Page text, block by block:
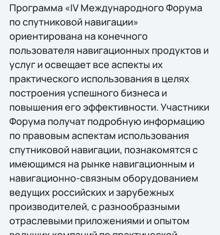
Программа «IV Международного Форума
по спутниковой навигации»
ориентирована на конечного
пользователя навигационных продуктов и
услуг и освещает все аспекты их
практического использования в целях
построения успешного бизнеса и
повышения его эффективности. Участники
Форума получат подробную информацию
по правовым аспектам использования
спутниковой навигации, познакомятся с
имеющимся на рынке навигационным и
навигационно-связным оборудованием
ведущих российских и зарубежных
производителей, с разнообразными
отраслевыми приложениями и опытом